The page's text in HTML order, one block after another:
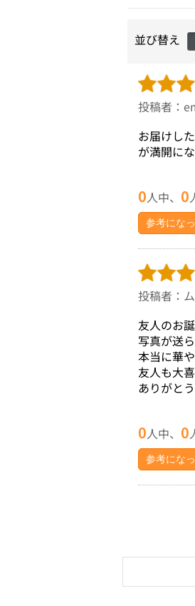
並び替え
投稿者：
お届けし
が満開に
0人中、 0
参考になっ
投稿者：
友人のお
写真が送
本当に華
友人も大
ありがと
0人中、 0
参考になっ